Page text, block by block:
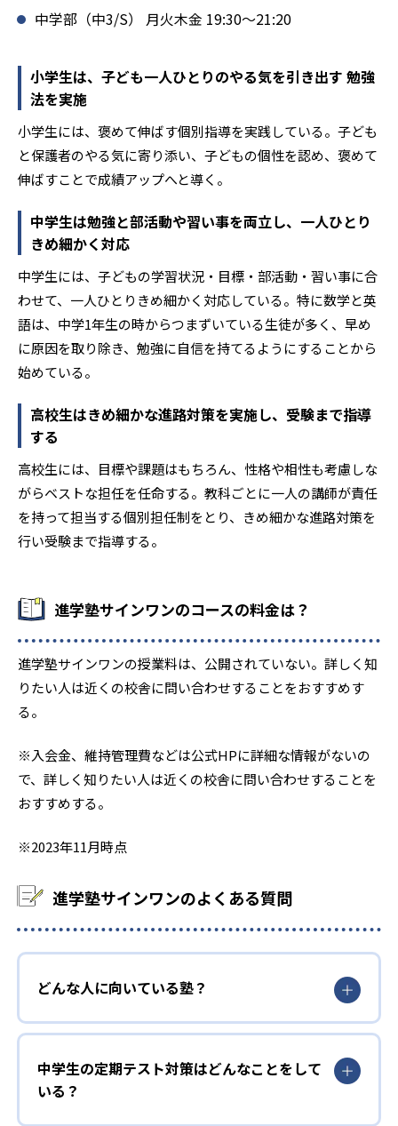
浦和明の星中学校 -
雲雀丘学園中学校 -
横浜国立大附属横浜中学校 -
岡山白陵中学校 - 開成中学校 -
桐蔭学園中等教育学校 -
慶應義塾普通部 -
広尾学園小石川中学校 -
香蘭女学校中等科 -
佐野日本大学中等教育学校 -
埼玉栄中学校 - 四天王寺中学校 -
市川中学校 - 実践女子学園中学校 -
淑徳与野中学校 -
湘南白百合学園中学校
逗子開成中学校 -
千葉大教育学部附属中学校
中央大学附属中学校 -
東京学芸大学附属竹早中学校 -
中学部（中3/S） 月火木金 19:30～21:20
小学生は、子ども一人ひとりのやる気を引き出す 勉強
法を実施
小学生には、褒めて伸ばす個別指導を実践している。子ども
と保護者のやる気に寄り添い、子どもの個性を認め、褒めて
伸ばすことで成績アップへと導く。
中学生は勉強と部活動や習い事を両立し、一人ひとり
きめ細かく対応
中学生には、子どもの学習状況・目標・部活動・習い事に合
わせて、一人ひとりきめ細かく対応している。特に数学と英
語は、中学1年生の時からつまずいている生徒が多く、早め
に原因を取り除き、勉強に自信を持てるようにすることから
始めている。
高校生はきめ細かな進路対策を実施し、受験まで指導
する
高校生には、目標や課題はもちろん、性格や相性も考慮しな
がらベストな担任を任命する。教科ごとに一人の講師が責任
を持って担当する個別担任制をとり、きめ細かな進路対策を
行い受験まで指導する。
進学塾サインワンのコースの料金は？
進学塾サインワンの授業料は、公開されていない。詳しく知
りたい人は近くの校舎に問い合わせすることをおすすめす
る。
※入会金、維持管理費などは公式HPに詳細な情報がないの
で、詳しく知りたい人は近くの校舎に問い合わせすることを
おすすめする。
※2023年11月時点
進学塾サインワンのよくある質問
どんな人に向いている塾？
中学生の定期テスト対策はどんなことをして
いる？